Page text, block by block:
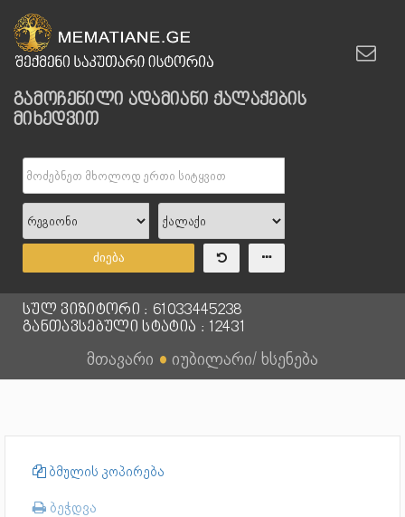
გამოჩენილი ადამიანი ქალაქების
მიხედვით
ძიება
სულ ვიზიტორი : 61033445238
განთავსებული სტატია : 12431
მთავარი ● იუბილარი/ ხსენება
ბმულის კოპირება
ბეჭდვა